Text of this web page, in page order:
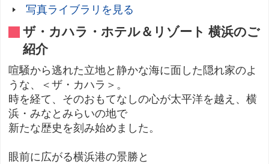
写真ライブラリを見る
ザ・カハラ・ホテル＆リゾート 横浜のご
紹介
喧騒から逃れた立地と静かな海に面した隠れ家のよ
うな、＜ザ・カハラ＞。
時を経て、そのおもてなしの心が太平洋を越え、横
浜・みなとみらいの地で
新たな歴史を刻み始めました。
眼前に広がる横浜港の景勝と